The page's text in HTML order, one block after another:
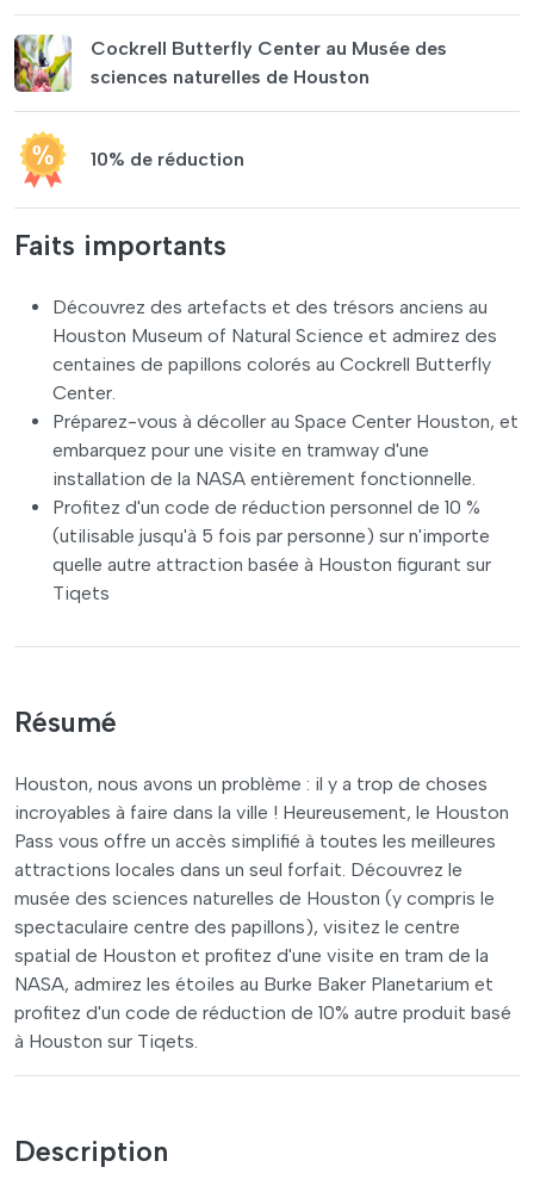
Cockrell Butterfly Center au Musée des
sciences naturelles de Houston
10% de réduction
Faits importants
Découvrez des artefacts et des trésors anciens au
Houston Museum of Natural Science et admirez des
centaines de papillons colorés au Cockrell Butterfly
Center.
Préparez-vous à décoller au Space Center Houston, et
embarquez pour une visite en tramway d'une
installation de la NASA entièrement fonctionnelle.
Profitez d'un code de réduction personnel de 10 %
(utilisable jusqu'à 5 fois par personne) sur n'importe
quelle autre attraction basée à Houston figurant sur
Tiqets
Résumé
Houston, nous avons un problème : il y a trop de choses
incroyables à faire dans la ville ! Heureusement, le Houston
Pass vous offre un accès simplifié à toutes les meilleures
attractions locales dans un seul forfait. Découvrez le
musée des sciences naturelles de Houston (y compris le
spectaculaire centre des papillons), visitez le centre
spatial de Houston et profitez d'une visite en tram de la
NASA, admirez les étoiles au Burke Baker Planetarium et
profitez d'un code de réduction de 10% autre produit basé
à Houston sur Tiqets.
Description